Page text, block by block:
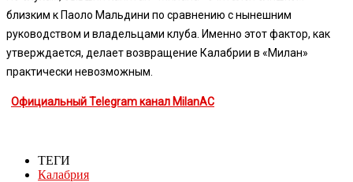
близким к Паоло Мальдини по сравнению с нынешним
руководством и владельцами клуба. Именно этот фактор, как
утверждается, делает возвращение Калабрии в «Милан»
практически невозможным.
Официальный Telegram канал MilanAC
ТЕГИ
Калабрия